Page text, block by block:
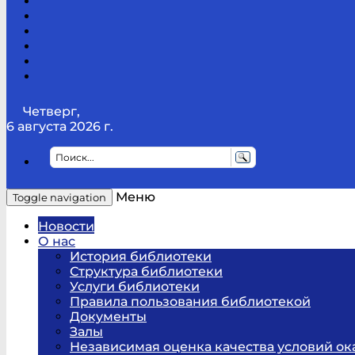
Четверг,
6 августа 2026 г.
Toggle navigation
Меню
Новости
О нас
История библиотеки
Структура библиотеки
Услуги библиотеки
Правила пользования библиотекой
Документы
Залы
Независимая оценка качества условий